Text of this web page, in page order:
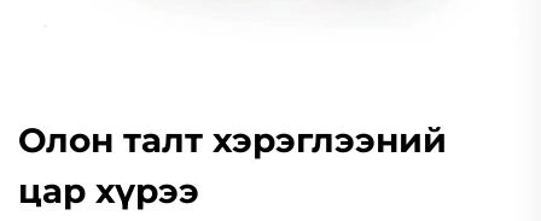
Олон талт хэрэглээний
цар хүрээ